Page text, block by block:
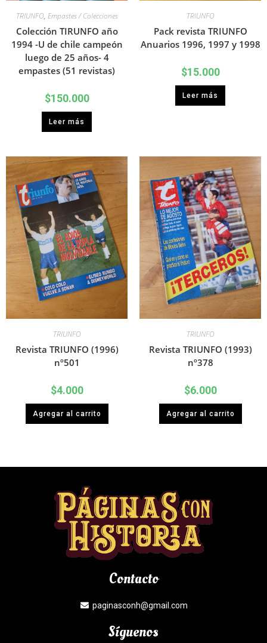
TRIUNFO, Empastes / Colecciones
Colección TIRUNFO año
1994 -U de chile campeón
luego de 25 años- 4
empastes (51 revistas)
$150.000
Leer más
TRIUNFO
Pack revista TRIUNFO
Anuarios 1996, 1997 y 1998
$15.000
Leer más
TRIUNFO
Revista TRIUNFO (1996)
nº501
$4.000
Agregar al carrito
TRIUNFO
Revista TRIUNFO (1993)
nº378
$6.000
Agregar al carrito
Contacto
paginasconh@gmail.com
Síguenos